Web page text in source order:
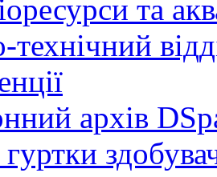
та
технічний
архів